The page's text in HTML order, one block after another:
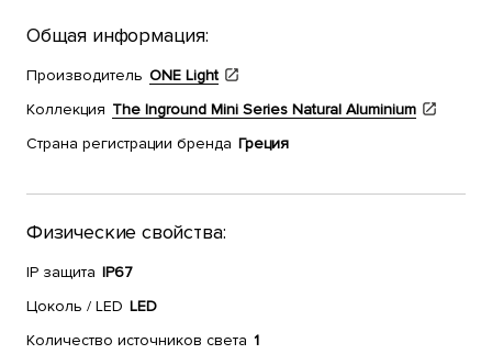
Общая информация:
Производитель ONE Light
Коллекция The Inground Mini Series Natural Aluminium
Страна регистрации бренда Греция
Физические свойства:
IP защита IP67
Цоколь / LED LED
Количество источников света 1